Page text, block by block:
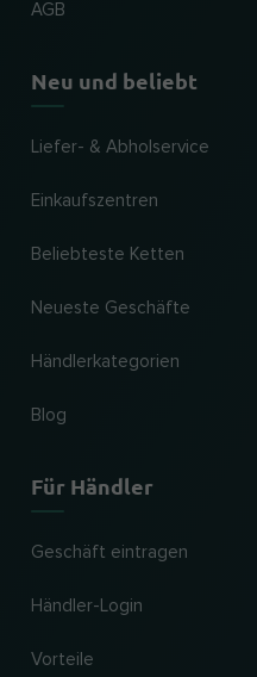
AGB
Neu und beliebt
Liefer- & Abholservice
Einkaufszentren
Beliebteste Ketten
Neueste Geschäfte
Händlerkategorien
Blog
Für Händler
Geschäft eintragen
Händler-Login
Vorteile